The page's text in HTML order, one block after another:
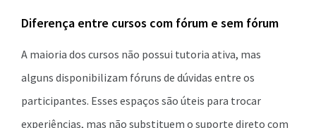
Diferença entre cursos com fórum e sem fórum
A maioria dos cursos não possui tutoria ativa, mas
alguns disponibilizam fóruns de dúvidas entre os
participantes. Esses espaços são úteis para trocar
experiências, mas não substituem o suporte direto com